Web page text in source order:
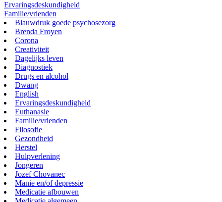
Ervaringsdeskundigheid
Familie/vrienden
Blauwdruk goede psychosezorg
Brenda Froyen
Corona
Creativiteit
Dagelijks leven
Diagnostiek
Drugs en alcohol
Dwang
English
Ervaringsdeskundigheid
Euthanasie
Familie/vrienden
Filosofie
Gezondheid
Herstel
Hulpverlening
Jongeren
Jozef Chovanec
Manie en/of depressie
Medicatie afbouwen